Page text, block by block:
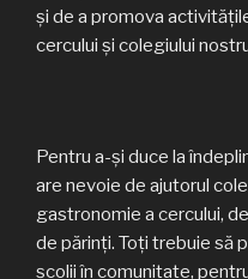
și de a promova
cercului și colegiului
Pentru a-și duce la
are nevoie de ajutorul
gastronomie a cercului,
de părinți. Toți trebuie să
școlii în comunitate,